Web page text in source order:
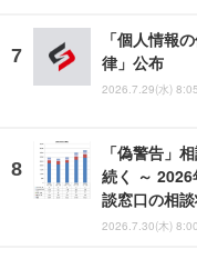
「個人情報
律」公布
2026.7.29(水) 8:05
「偽警告」
続く ～
談窓口の相
2026.7.30(木) 8:00